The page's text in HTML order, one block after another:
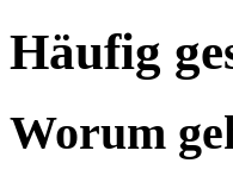
Häufig
Worum